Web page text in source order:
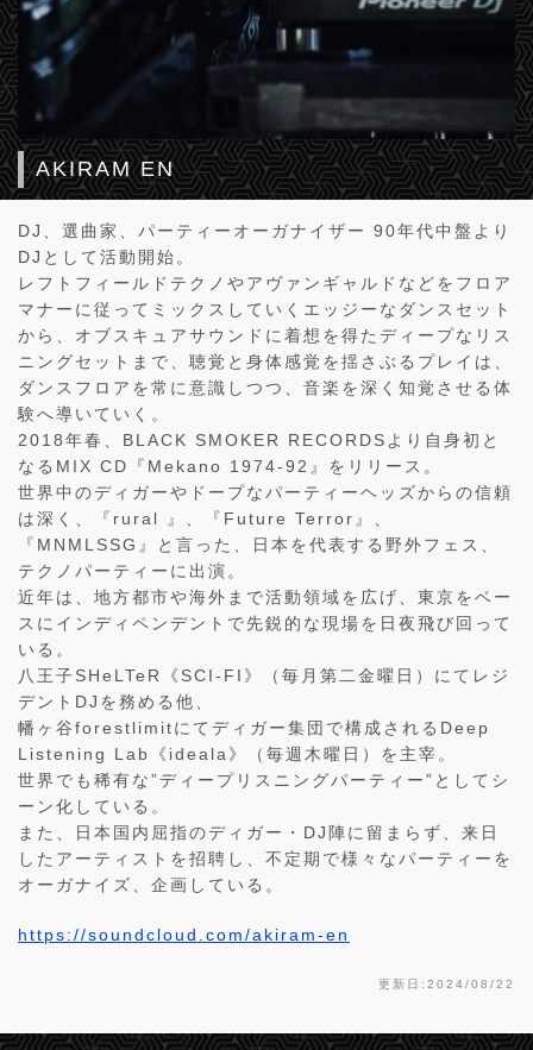
AKIRAM EN
DJ、選曲家、パーティーオーガナイザー 90年代中盤より
DJとして活動開始。
レフトフィールドテクノやアヴァンギャルドなどをフロア
マナーに従ってミックスしていくエッジーなダンスセット
から、オブスキュアサウンドに着想を得たディープなリス
ニングセットまで、聴覚と身体感覚を揺さぶるプレイは、
ダンスフロアを常に意識しつつ、音楽を深く知覚させる体
験へ導いていく。
2018年春、BLACK SMOKER RECORDSより自身初と
なるMIX CD『Mekano 1974-92』をリリース。
世界中のディガーやドープなパーティーヘッズからの信頼
は深く、『rural 』、『Future Terror』、
『MNMLSSG』と言った、日本を代表する野外フェス、
テクノパーティーに出演。
近年は、地方都市や海外まで活動領域を広げ、東京をベー
スにインディペンデントで先鋭的な現場を日夜飛び回って
いる。
八王子SHeLTeR《SCI-FI》（毎月第二金曜日）にてレジ
デントDJを務める他、
幡ヶ谷forestlimitにてディガー集団で構成されるDeep
Listening Lab《ideala》（毎週木曜日）を主宰。
世界でも稀有な”ディープリスニングパーティー”としてシ
ーン化している。
また、日本国内屈指のディガー・DJ陣に留まらず、来日
したアーティストを招聘し、不定期で様々なパーティーを
オーガナイズ、企画している。
https://soundcloud.com/akiram-en
更新日:2024/08/22